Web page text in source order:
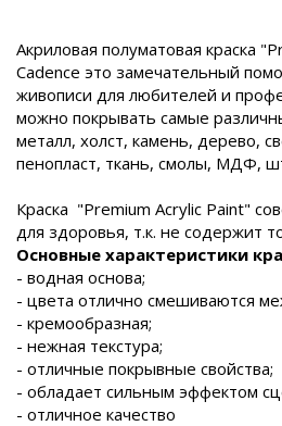
Акриловая полуматовая краска
Cadence это замечательный
живописи для любителей и
можно покрывать самые
металл, холст, камень, дерево,
пенопласт, ткань, смолы, МДФ,
Краска "Premium Acrylic Paint"
для здоровья, т.к. не содержит
Основные характеристики
- водная основа;
- цвета отлично смешиваются
- кремообразная;
- нежная текстура;
- отличные покрывные свойства;
- обладает сильным эффектом
- отличное качество